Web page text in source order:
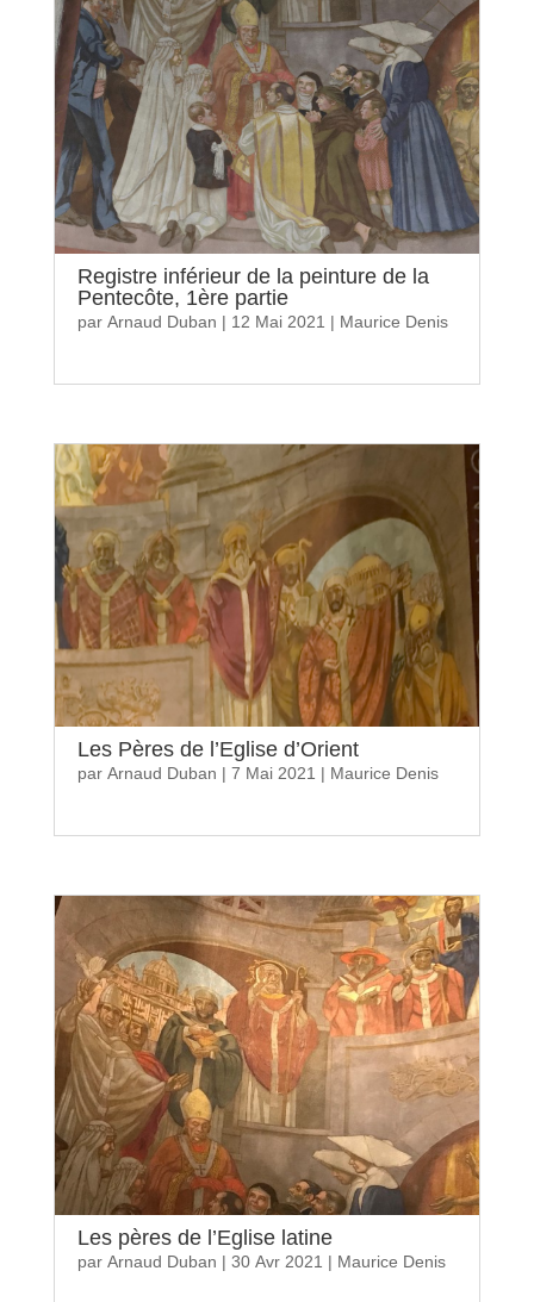
Registre inférieur de la peinture de la
Pentecôte, 1ère partie
par Arnaud Duban | 12 Mai 2021 | Maurice Denis
Les Pères de l’Eglise d’Orient
par Arnaud Duban | 7 Mai 2021 | Maurice Denis
Les pères de l’Eglise latine
par Arnaud Duban | 30 Avr 2021 | Maurice Denis